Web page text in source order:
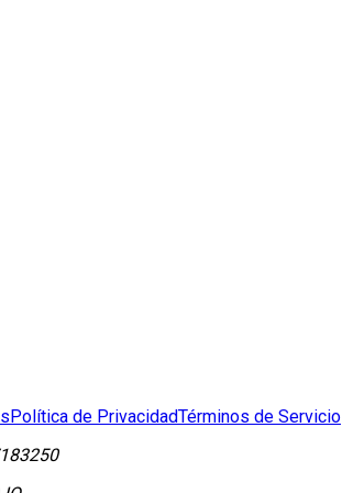
Política de PrivacidadTérminos de Servicio